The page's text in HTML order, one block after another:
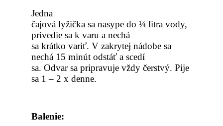
Jedna
čajová lyžička sa nasype do ¼ litra vody,
privedie sa k varu a nechá
sa krátko variť. V zakrytej nádobe sa
nechá 15 minút odstáť a scedí
sa. Odvar sa pripravuje vždy čerstvý. Pije
sa 1 – 2 x denne.
Balenie: